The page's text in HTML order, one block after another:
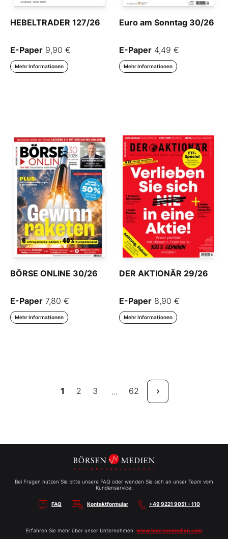
HEBELTRADER 127/26
E-Paper 9,90 €
Mehr Informationen
Euro am Sonntag 30/26
E-Paper 4,49 €
Mehr Informationen
BÖRSE ONLINE 30/26
E-Paper 7,80 €
Mehr Informationen
DER AKTIONÄR 29/26
E-Paper 8,90 €
Mehr Informationen
1 2 3 ... 62
Bei Fragen nutzen Sie bitte unsere FAQ oder wenden Sie sich an unser Team vom
Kundenservice:
FAQ Kontaktformular +49 9221 9051 - 110
Erfahren Sie mehr über unser Unternehmen: www.boersenmedien.com